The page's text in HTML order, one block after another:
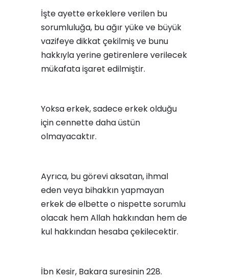
İşte ayette erkeklere verilen bu
sorumluluğa, bu ağır yüke ve büyük
vazifeye dikkat çekilmiş ve bunu
hakkıyla yerine getirenlere verilecek
mükafata işaret edilmiştir.
Yoksa erkek, sadece erkek olduğu
için cennette daha üstün
olmayacaktır.
Ayrıca, bu görevi aksatan, ihmal
eden veya bihakkın yapmayan
erkek de elbette o nispette sorumlu
olacak hem Allah hakkından hem de
kul hakkından hesaba çekilecektir.
İbn Kesir, Bakara suresinin 228.